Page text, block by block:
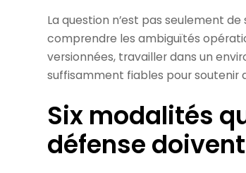
La question n’est pas seulement
comprendre les ambiguïtés
versionnées, travailler dans un
suffisamment fiables pour soutenir
Six modalités
défense